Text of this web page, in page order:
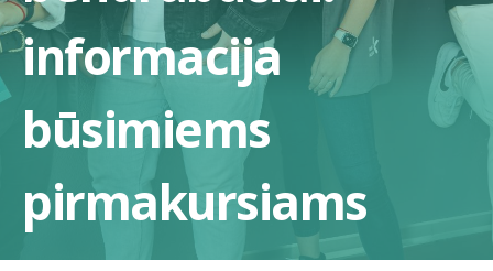
informacija
būsimiems
pirmakursiams